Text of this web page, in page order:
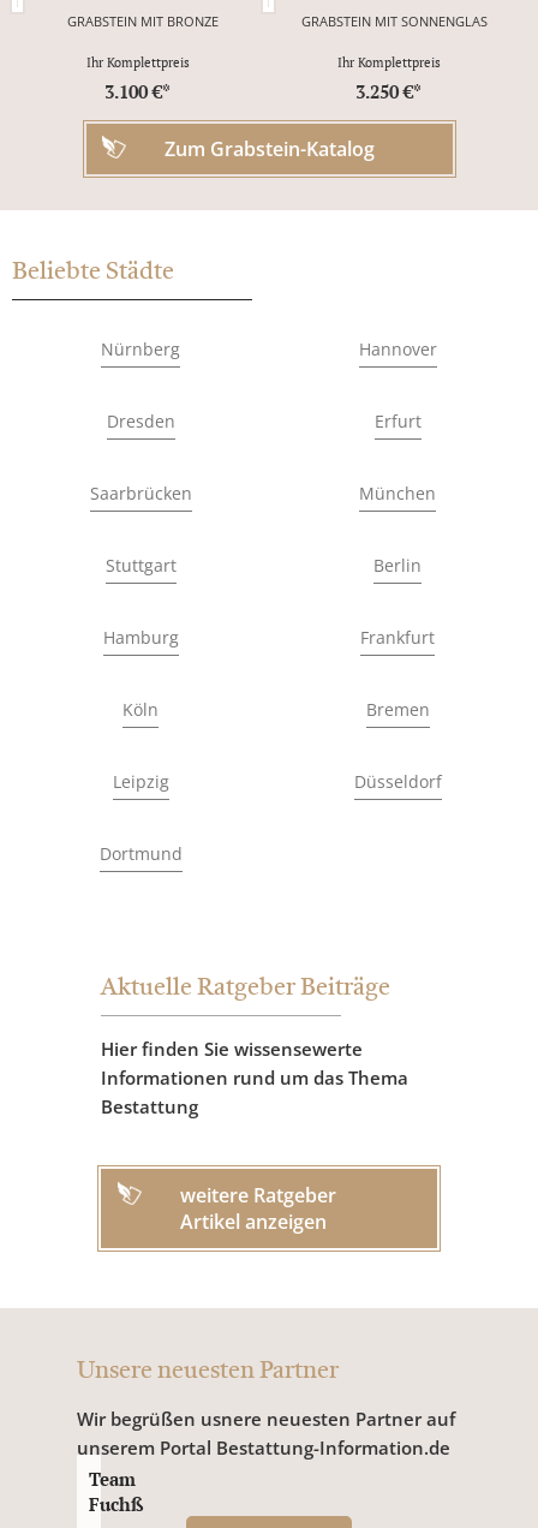
GRABSTEIN MIT BRONZE
Ihr Komplettpreis
3.100 €*
GRABSTEIN MIT SONNENGLAS
Ihr Komplettpreis
3.250 €*
Zum Grabstein-Katalog
Beliebte Städte
Nürnberg Hannover
Dresden Erfurt
Saarbrücken München
Stuttgart Berlin
Hamburg Frankfurt
Köln Bremen
Leipzig Düsseldorf
Dortmund
Aktuelle Ratgeber Beiträge
Hier finden Sie wissensewerte
Informationen rund um das Thema
Bestattung
weitere Ratgeber
Artikel anzeigen
Unsere neuesten Partner
Wir begrüßen usnere neuesten Partner auf
unserem Portal Bestattung-Information.de
Team
Fuchß